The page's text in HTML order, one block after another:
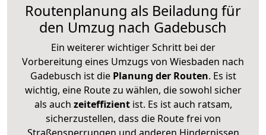
Routenplanung als Beiladung für
den Umzug nach Gadebusch
Ein weiterer wichtiger Schritt bei der
Vorbereitung eines Umzugs von Wiesbaden nach
Gadebusch ist diePlanung der Routen. Es ist
wichtig, eine Route zu wählen, die sowohl sicher
als auch zeiteffizientist. Es ist auch ratsam,
sicherzustellen, dass die Route frei von